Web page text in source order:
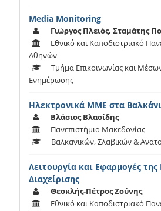
Media Monitoring
Γιώργος Πλειός, Σταμάτης
Εθνικό και Καποδιστριακό
Αθηνών
Τμήμα Επικοινωνίας και
Ενημέρωσης
Ηλεκτρονικά ΜΜΕ στα
Βλάσιος Βλασίδης
Πανεπιστήμιο Μακεδονίας
Βαλκανικών, Σλαβικών &
Λειτουργία και Εφαρμογές της
Διαχείρισης
Θεοκλής-Πέτρος Ζούνης
Εθνικό και Καποδιστριακό